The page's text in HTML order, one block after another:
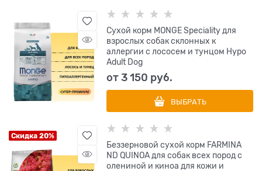
Сухой корм MONGE Speciality для
взрослых собак склонных к
аллергии с лососем и тунцом Hypo
Adult Dog
от3 150 руб.
ВЫБРАТЬ
Скидка 20%
Беззерновой cухой корм FARMINA
ND QUINOA для собак всех пород с
олениной и киноа для кожи и